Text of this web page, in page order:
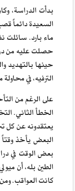
بدأت الدراسة،
السعيدة دائماً
ماء بارد. سائلت
حصلت عليه من
حينها بالتهديد
الترفيه، في
على الرغم من
الخطأ الثاني.
يعتقدونه عن كل
البعض يأخذ
بعض الوقت في
الطين بله، أن
كانت العواقب.